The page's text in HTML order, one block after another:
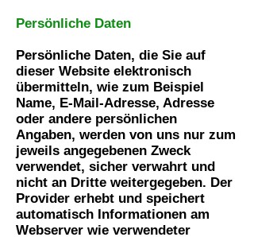
Persönliche Daten
Persönliche Daten, die Sie auf
dieser Website elektronisch
übermitteln, wie zum Beispiel
Name, E-Mail-Adresse, Adresse
oder andere persönlichen
Angaben, werden von uns nur zum
jeweils angegebenen Zweck
verwendet, sicher verwahrt und
nicht an Dritte weitergegeben. Der
Provider erhebt und speichert
automatisch Informationen am
Webserver wie verwendeter